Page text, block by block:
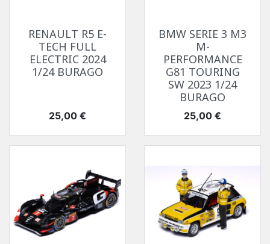
RENAULT R5 E-
TECH FULL
ELECTRIC 2024
1/24 BURAGO
Prix
25,00 €
BMW SERIE 3 M3
M-
PERFORMANCE
G81 TOURING
SW 2023 1/24
BURAGO
Prix
25,00 €